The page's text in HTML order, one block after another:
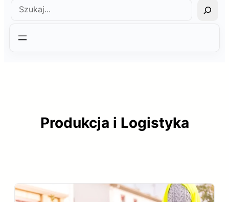
Szukaj
Produkcja i Logistyka